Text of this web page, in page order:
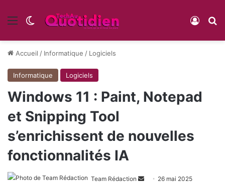
Menu Switch skin
Accueil / Informatique / Logiciels
Informatique Logiciels
Windows 11 : Paint, Notepad
et Snipping Tool
s’enrichissent de nouvelles
fonctionnalités IA
Team Rédaction
Envoyer26 mai 2025